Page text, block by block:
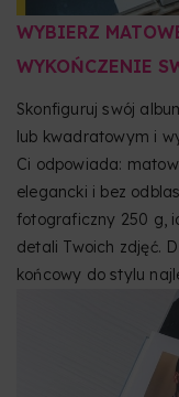
WYBIERZ
WYKOŃCZENIE
Skonfiguruj swój
lub kwadratowym i
Ci odpowiada:
elegancki i bez
fotograficzny 250 g,
detali Twoich zdjęć.
końcowy do stylu